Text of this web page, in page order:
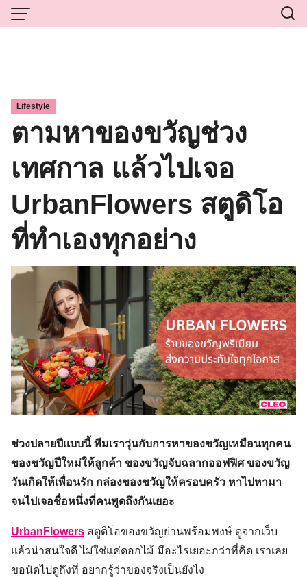
Skip
to
Lifestyle
ตามหาของขวัญช่วง
เทศกาล แล้วไปเจอ
UrbanFlowers สตูดิโอ
ที่ทำเองทุกอย่าง
ช่วงปลายปีแบบนี้ ทีมเราวุ่นกับการหาของขวัญเหมือนทุกคน
ของขวัญปีใหม่ให้ลูกค้า ของขวัญจับฉลากออฟฟิศ ของขวัญ
วันเกิดให้เพื่อนรัก กล่องของขวัญให้ครอบครัว หาไปหามา
จนไปเจอชื่อหนึ่งที่คนพูดถึงกันเยอะ
UrbanFlowers สตูดิโอของขวัญย่านพร้อมพงษ์ ดูจากเว็บ
แล้วน่าสนใจดี ไม่ใช่แค่ดอกไม้ มีอะไรเยอะกว่าที่คิด เราเลย
ขอนัดไปดูถึงที่ อยากรู้ว่าของจริงเป็นยังไง